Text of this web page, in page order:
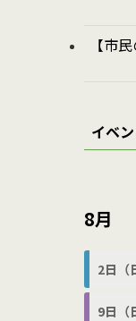
【市
イベ
8月
2日（
9日（